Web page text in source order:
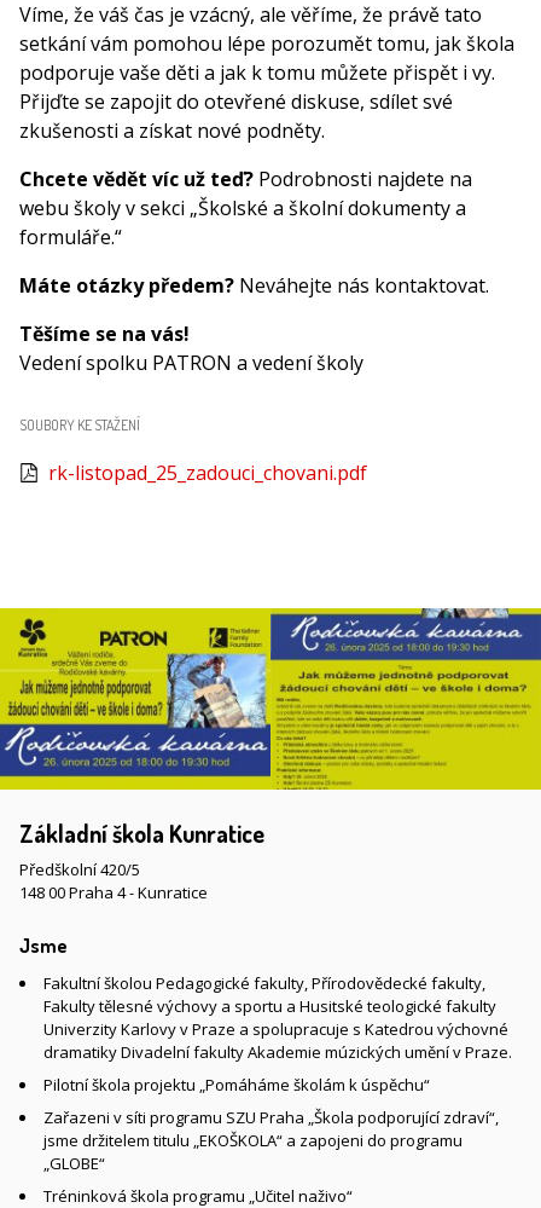
Víme, že váš čas je vzácný, ale věříme, že právě tato
setkání vám pomohou lépe porozumět tomu, jak škola
podporuje vaše děti a jak k tomu můžete přispět i vy.
Přijďte se zapojit do otevřené diskuse, sdílet své
zkušenosti a získat nové podněty.
Chcete vědět víc už teď? Podrobnosti najdete na
webu školy v sekci „Školské a školní dokumenty a
formuláře.“
Máte otázky předem? Neváhejte nás kontaktovat.
Těšíme se na vás!
Vedení spolku PATRON a vedení školy
SOUBORY KE STAŽENÍ
rk-listopad_25_zadouci_chovani.pdf
Základní škola Kunratice
Předškolní 420/5
148 00 Praha 4 - Kunratice
Jsme
Fakultní školou Pedagogické fakulty, Přírodovědecké fakulty,
Fakulty tělesné výchovy a sportu a Husitské teologické fakulty
Univerzity Karlovy v Praze a spolupracuje s Katedrou výchovné
dramatiky Divadelní fakulty Akademie múzických umění v Praze.
Pilotní škola projektu „Pomáháme školám k úspěchu“
Zařazeni v síti programu SZU Praha „Škola podporující zdraví“,
jsme držitelem titulu „EKOŠKOLA“ a zapojeni do programu
„GLOBE“
Tréninková škola programu „Učitel naživo“